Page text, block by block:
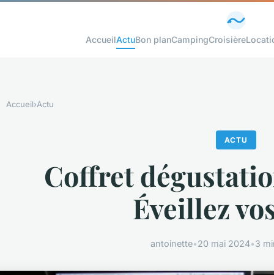
AccueilActuBon planCampingCroisière
Accueil›Actu
ACTU
Coffret
Éveillez
antoinette•20 mai 2024•3